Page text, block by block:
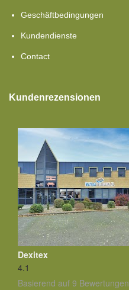
Geschäftbedingungen
Kundendienste
Contact
Kundenrezensionen
Dexitex
4.1
Basierend auf 9 Bewertungen